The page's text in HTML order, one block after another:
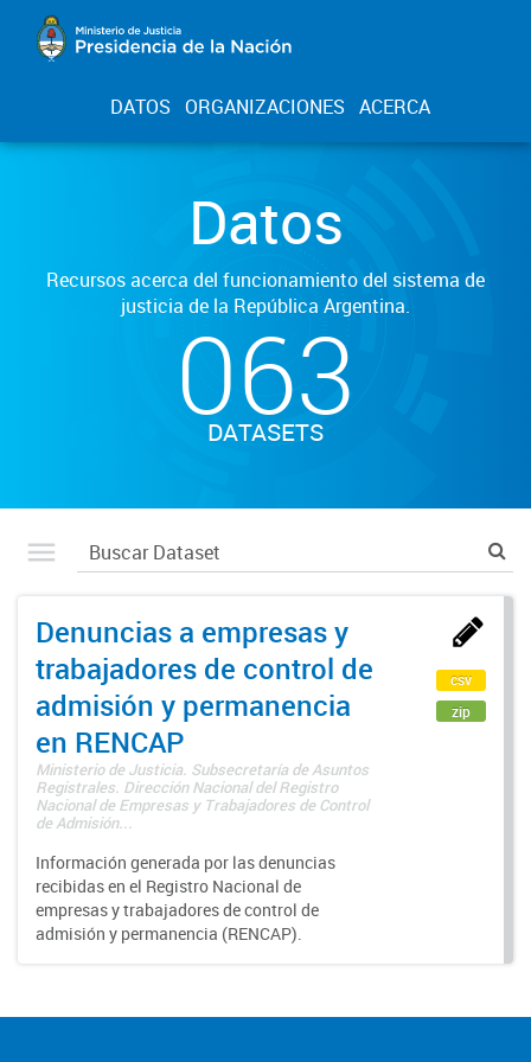
DATOS ORGANIZACIONES ACERCA
Datos
Recursos acerca del funcionamiento del sistema de
justicia de la República Argentina.
063
DATASETS
Denuncias a empresas y
trabajadores de control de
admisión y permanencia
en RENCAP
Ministerio de Justicia. Subsecretaría de Asuntos
Registrales. Dirección Nacional del Registro
Nacional de Empresas y Trabajadores de Control
de Admisión...
Información generada por las denuncias
recibidas en el Registro Nacional de
empresas y trabajadores de control de
admisión y permanencia (RENCAP).
csv
zip